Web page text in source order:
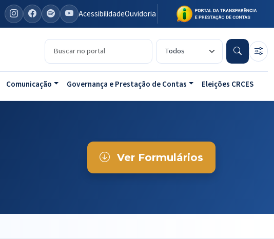
AcessibilidadeOuvidoria
Buscar no portal
Tipo de conteúdo
Comunicação Governança e Prestação de Contas Eleições CRCES
Ver Formulários